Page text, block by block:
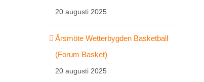
20 augusti 2025
Årsmöte Wetterbygden Basketball
(Forum Basket)
20 augusti 2025